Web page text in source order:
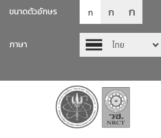
ขนาดตัวอักษร ก ก ก
ภาษา
ไทย